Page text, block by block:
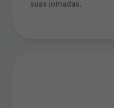
suas jornadas.